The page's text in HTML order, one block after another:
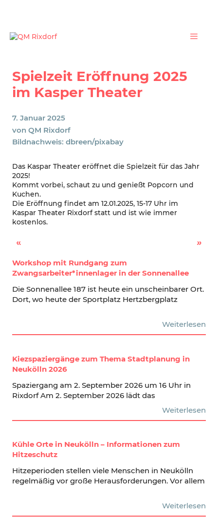
Spielzeit Eröffnung 2025
im Kasper Theater
7. Januar 2025
von QM Rixdorf
Bildnachweis: dbreen/pixabay
Das Kaspar Theater eröffnet die Spielzeit für das Jahr
2025!
Kommt vorbei, schaut zu und genießt Popcorn und
Kuchen.
Die Eröffnung findet am 12.01.2025, 15-17 Uhr im
Kaspar Theater Rixdorf statt und ist wie immer
kostenlos.
Workshop mit Rundgang zum
Zwangsarbeiter*innenlager in der Sonnenallee
Die Sonnenallee 187 ist heute ein unscheinbarer Ort.
Dort, wo heute der Sportplatz Hertzbergplatz
Weiterlesen
Kiezspaziergänge zum Thema Stadtplanung in
Neukölln 2026
Spaziergang am 2. September 2026 um 16 Uhr in
Rixdorf Am 2. September 2026 lädt das
Weiterlesen
Kühle Orte in Neukölln – Informationen zum
Hitzeschutz
Hitzeperioden stellen viele Menschen in Neukölln
regelmäßig vor große Herausforderungen. Vor allem
Weiterlesen